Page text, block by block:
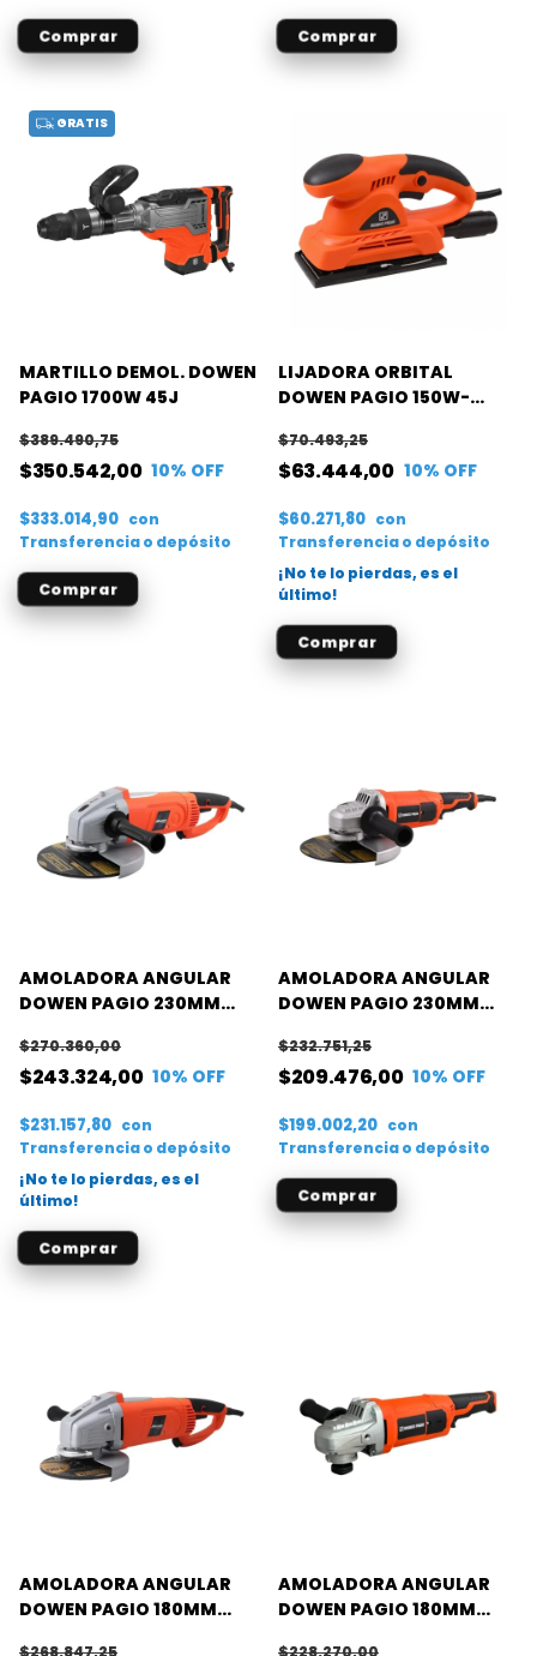
GRATIS
MARTILLO DEMOL. DOWEN
PAGIO 1700W 45J
$350.542,00
$389.490,75
10% OFF
$333.014,90 con
Transferencia o depósito
LIJADORA ORBITAL
DOWEN PAGIO 150W-
$63.444,00
$70.493,25
10% OFF
$60.271,80 con
Transferencia o depósito
¡No te lo pierdas, es el
último!
AMOLADORA ANGULAR
DOWEN PAGIO 230MM
$243.324,00
$270.360,00
10% OFF
$231.157,80 con
Transferencia o depósito
¡No te lo pierdas, es el
último!
AMOLADORA ANGULAR
DOWEN PAGIO 230MM
$209.476,00
$232.751,25
10% OFF
$199.002,20 con
Transferencia o depósito
AMOLADORA ANGULAR
DOWEN PAGIO 180MM
$268.847,25
AMOLADORA ANGULAR
DOWEN PAGIO 180MM
$228.270,00